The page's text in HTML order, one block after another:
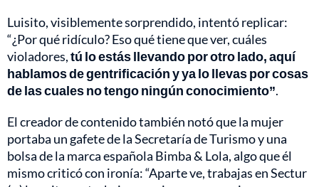
Luisito, visiblemente sorprendido, intentó replicar:
“¿Por qué ridículo? Eso qué tiene que ver, cuáles
violadores,tú lo estás llevando por otro lado, aquí
hablamos de gentrificación y ya lo llevas por cosas
de las cuales no tengo ningún conocimiento”.
El creador de contenido también notó que la mujer
portaba un gafete de la Secretaría de Turismo y una
bolsa de la marca española Bimba & Lola, algo que él
mismo criticó con ironía: “Aparte ve, trabajas en Sectur